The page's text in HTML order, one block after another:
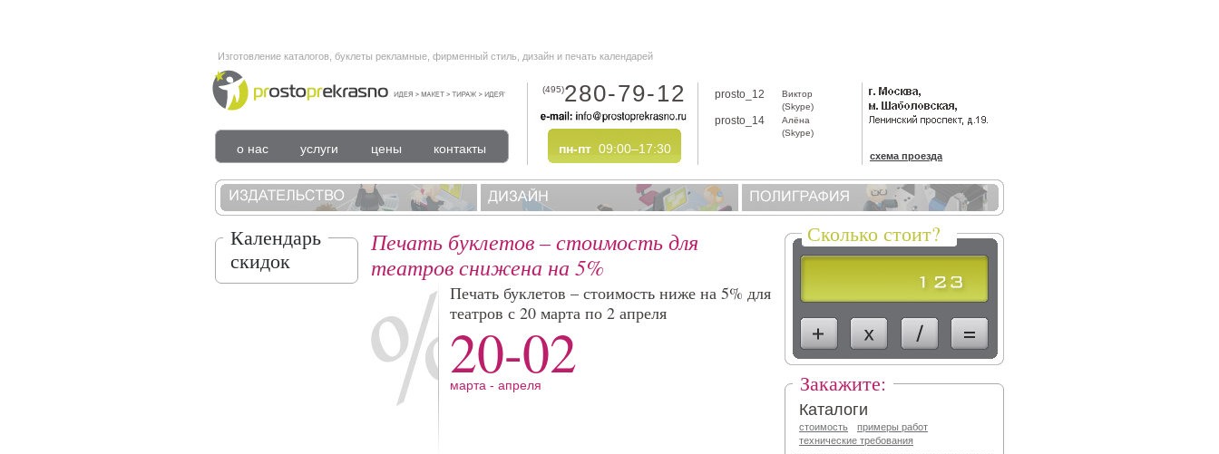
Изготовление каталогов, буклеты рекламные, фирменный стиль, дизайн и печать календарей
о нас услуги цены контакты
(495)280-79-12
пн-пт 09:00–17:30
prosto_12
Виктор
(Skype)
prosto_14
Алёна
(Skype)
схема проезда
Календарь
скидок
Печать буклетов – стоимость для
театров снижена на 5%
Печать буклетов – стоимость ниже на 5% для
театров с 20 марта по 2 апреля
20-02
марта - апреля
Сколько стоит?
Закажите:
Каталоги
стоимость
примеры работ
технические требования